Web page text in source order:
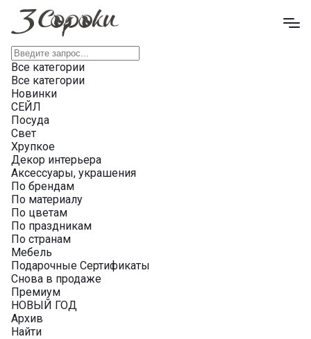
Все категории
Все категории
Новинки
СЕЙЛ
Посуда
Свет
Хрупкое
Декор интерьера
Аксессуары, украшения
По брендам
По материалу
По цветам
По праздникам
По странам
Мебель
Подарочные Сертификаты
Снова в продаже
Премиум
НОВЫЙ ГОД
Архив
Найти